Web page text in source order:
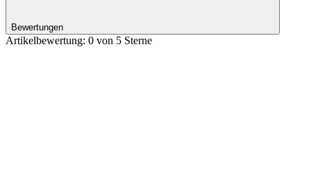
Bewertungen
Artikelbewertung: 0 von 5 Sterne